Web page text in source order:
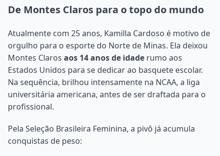
De Montes Claros para o topo do mundo
Atualmente com 25 anos, Kamilla Cardoso é motivo de
orgulho para o esporte do Norte de Minas. Ela deixou
Montes Claros aos 14 anos de idade rumo aos
Estados Unidos para se dedicar ao basquete escolar.
Na sequência, brilhou intensamente na NCAA, a liga
universitária americana, antes de ser draftada para o
profissional.
Pela Seleção Brasileira Feminina, a pivô já acumula
conquistas de peso: